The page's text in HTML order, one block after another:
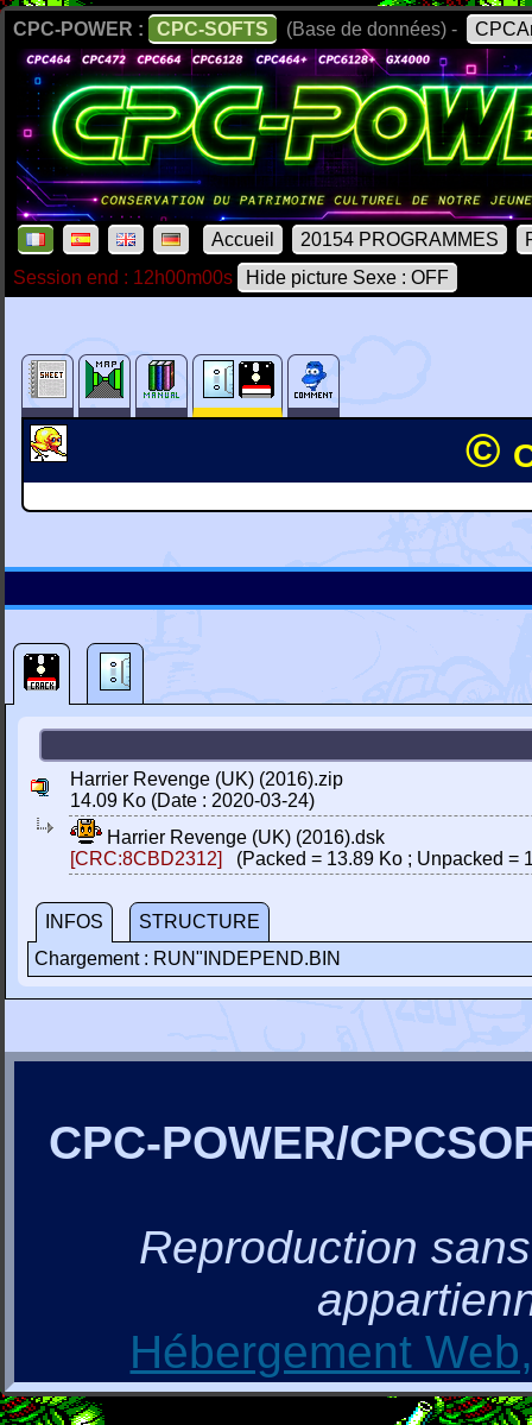
CPC-POWER : CPC-SOFTS (Base de données) -
Accueil 20154 PROGRAMMES
Session end : 12h00m00s
Hide picture Sexe : OFF
©
Harrier Revenge (UK) (2016).zip
14.09 Ko (Date : 2020-03-24)
Harrier Revenge (UK) (2016).dsk
[CRC:8CBD2312]
(Packed = 13.89 Ko ; Unpacked =
INFOS
STRUCTURE
Chargement : RUN"INDEPEND.BIN
CPC-POWER/
Reproduction
Hébergement